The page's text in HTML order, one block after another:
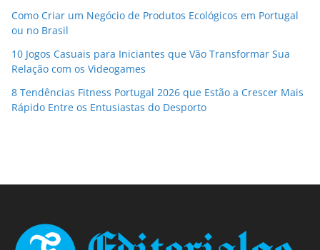
Como Criar um Negócio de Produtos Ecológicos em Portugal
ou no Brasil
10 Jogos Casuais para Iniciantes que Vão Transformar Sua
Relação com os Videogames
8 Tendências Fitness Portugal 2026 que Estão a Crescer Mais
Rápido Entre os Entusiastas do Desporto